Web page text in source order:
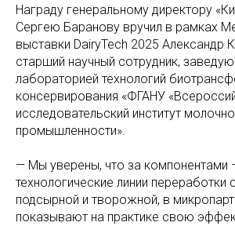
Награду генеральному директору
Сергею Баранову вручил в рамках
выставки DairyTech 2025 Александр
старший научный сотрудник,
лабораторией технологий
консервирования «ФГАНУ
исследовательский институт
промышленности».
— Мы уверены, что за компонентами
технологические линии переработки
подсырной и творожной, в
показывают на практике свою